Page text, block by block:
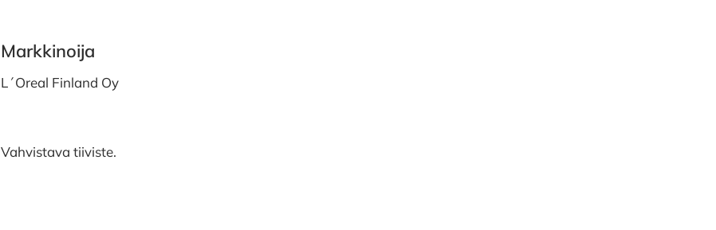
Markkinoija
L´Oreal Finland Oy
Vahvistava tiiviste.